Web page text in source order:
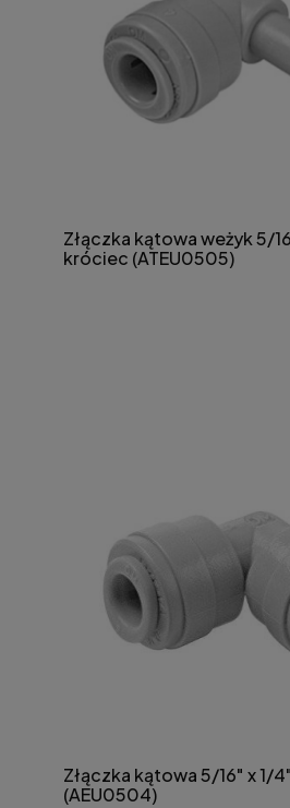
Złączka kątowa weżyk 5/
króciec (ATEU0505)
Złączka kątowa 5/16" x 1/
(AEU0504)